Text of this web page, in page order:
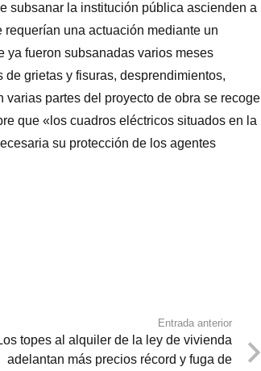
subsanar la institución pública ascienden a
una actuación mediante un
ya fueron subsanadas varios meses
grietas y fisuras, desprendimientos,
partes del proyecto de obra se recoge
que «los cuadros eléctricos situados en la
su protección de los agentes
Entrada anterior
topes al alquiler de la ley de vivienda
adelantan más precios récord y fuga de